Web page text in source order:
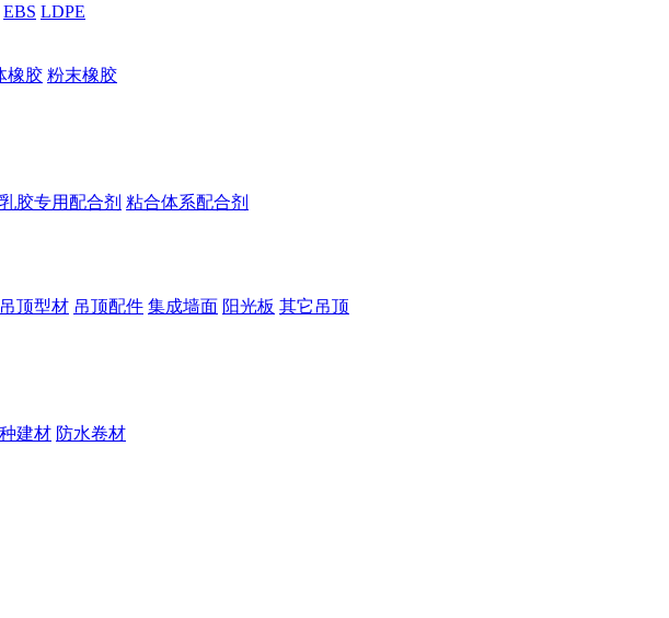
EBS LDPE
橡胶 粉末橡胶
乳胶专用配合剂 粘合体系配合剂
吊顶型材 吊顶配件 集成墙面 阳光板 其它吊顶
建材 防水卷材